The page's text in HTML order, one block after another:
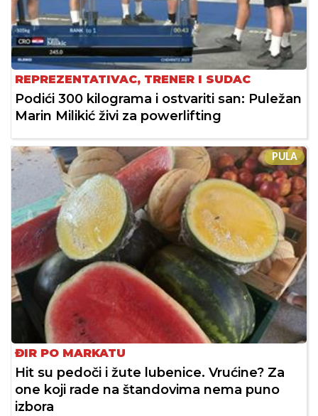
REPREZENTATIVAC, TRENER I SUDAC
Podići 300 kilograma i ostvariti san: Puležan
Marin Milikić živi za powerlifting
PULA
ĐIR PO MARKATU
Hit su pedoči i žute lubenice. Vrućine? Za
one koji rade na štandovima nema puno
izbora